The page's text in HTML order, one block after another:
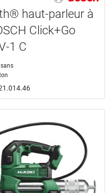
haut-parleur à
Click+Go
1 C
sans